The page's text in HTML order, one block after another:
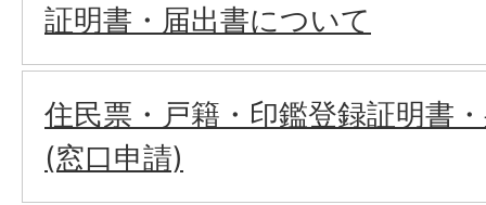
証明書・届出書について
住民票・戸籍・印鑑登録証明書
(窓口申請)